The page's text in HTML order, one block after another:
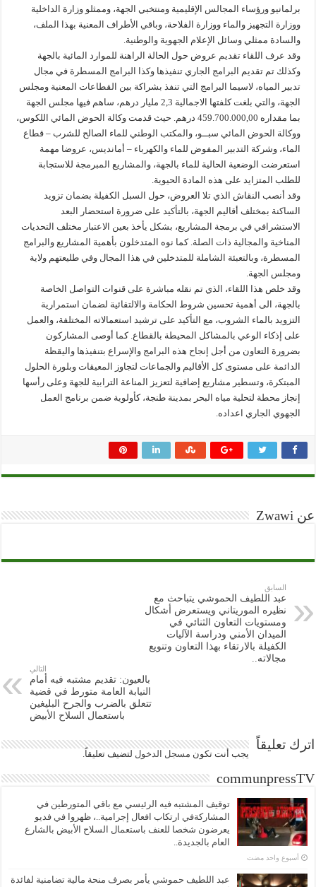
برلمانيو ورؤساء المجالس الإقليمية ومنتخبي الجهة، وممثلو وزارة الداخلية
ووزارة التجهيز والماء ووزارة الفلاحة، وباقي الأطراف المعنية بهذا الملف،
والسادة ممثلي وسائل الإعلام الجهوية والوطنية.
وقد عرف اللقاء تقديم عروض حول الحالة الراهنة للموارد المائية بالجهة
وكذلك تم تقديم البرامج الجاري تنفيذها وكذا البرامج المسطرة في مجال
تدبير المياه، لاسيما البرامج التي تنفذ بشراكة بين القطاعات المعنية ومجلس
الجهة، والتي بلغت كلفتها الاجمالية 2,3 مليار درهم، ساهم فيها مجلس الجهة
بما مقداره 459.700.000,00 درهم. حيث قدمت وكالة الحوض المائي اللكوس،
ووكالة الحوض المائي سبــو، والمكتب الوطني للماء الصالح للشرب – قطاع
الماء، وشركة التدبير المفوض للماء والكهرباء – أمانديس، عروضا مهمة
استعرضت الوضعية الحالية للماء بالجهة، والمشاريع المبرمجة للاستجابة
للطلب المتزايد على هذه المادة الحيوية.
وقد أنصب النقاش الذي تلا العروض، حول السبل الكفيلة بضمان تزويد
الساكنة بمختلف أقاليم الجهة، بالتأكيد على ضرورة استحضار البعد
الاستشرافي في برمجة المشاريع، بشكل يأخذ بعين الاعتبار مختلف التحديات
المناخية والمجالية ذات الصلة. كما نوه المتدخلون بأهمية المشاريع والبرامج
المسطرة، وبالتعبئة الشاملة للمتدخلين في هذا المجال وفي طليعتهم ولاية
ومجلس الجهة.
وقد خلص هذا اللقاء، الذي تم نقله مباشرة على قنوات التواصل الخاصة
بالجهة، الى أهمية تحسين شروط الحكامة والالتقائية لضمان استمرارية
التزويد بالماء الشروب، مع التأكيد على ترشيد استعمالاته المختلفة، والعمل
على إذكاء الوعي بالمشاكل المحيطة بالقطاع. كما أوصى المشاركون
بضرورة التعاون من أجل إنجاح هذه البرامج والإسراع بتنفيذها واليقظة
الدائمة على مستوى كل الأقاليم والجماعات لتجاوز المعيقات وبلورة الحلول
المبتكرة، وتسطير مشاريع إضافية لتعزيز المناعة الترابية للجهة وعلى رأسها
إنجاز محطة لتحلية مياه البحر بمدينة طنجة، كأولوية ضمن برنامج العمل
الجهوي الجاري اعداده.
عن Zwawi
السابق
عبد اللطيف الحموشي يتباحث مع
نظيره الموريتاني ويستعرض أشكال
ومستويات التعاون الثنائي في
الميدان الأمني ودراسة الآليات
الكفيلة بالارتقاء بهذا التعاون وتنويع
مجالاته..
التالي
بالعيون: تقديم مشتبه فيه أمام
النيابة العامة متورط في قضية
تتعلق بالضرب والجرح البليغين
باستعمال السلاح الأبيض
اترك تعليقاً
يجب أنت تكون مسجل الدخول لتضيف تعليقاً.
communpressTV
توقيف المشتبه فيه الرئيسي مع باقي المتورطين في
المشاركةفي ارتكاب افعال إجرامية..، ظهروا في فديو
يعرضون شخصا للعنف باستعمال السلاح الأبيض بالشارع
العام بالجديدة..
‏أسبوع واحد مضت
عبد اللطيف حموشي يأمر بصرف منحة مالية تضامنية لفائدة